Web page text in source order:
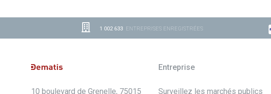
1 002 633 ENTREPRISES ENREGISTRÉES
10 boulevard de Grenelle, 75015
Entreprise
Surveillez les marchés publics